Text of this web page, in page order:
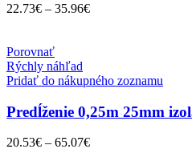
22.73€ – 35.96€
Porovnať
Rýchly náhľad
Pridať do nákupného zoznamu
Predĺženie 0,25m 25mm
20.53€ – 65.07€